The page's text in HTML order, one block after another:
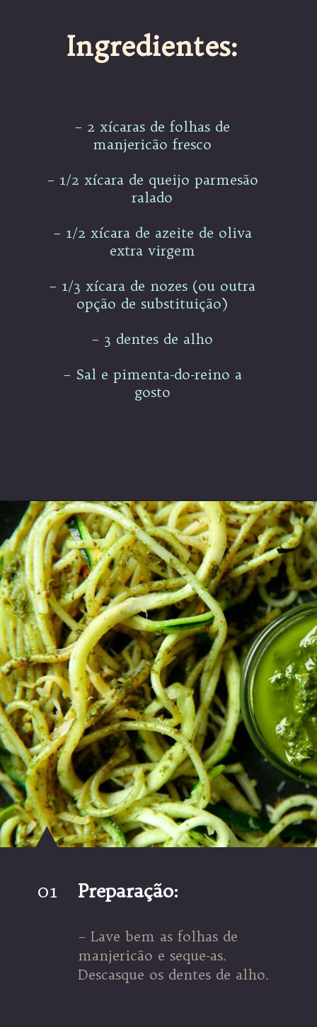
Ingredientes:
– 2 xícaras de folhas de
manjericão fresco
– 1/2 xícara de queijo parmesão
ralado
– 1/2 xícara de azeite de oliva
extra virgem
– 1/3 xícara de nozes (ou outra
opção de substituição)
– 3 dentes de alho
– Sal e pimenta-do-reino a
gosto
Opening https://espaconatelie.com.br/receita-de-molho-pesto-tradicional/
Preparação:
01
– Lave bem as folhas de
manjericão e seque-as.
Descasque os dentes de alho.